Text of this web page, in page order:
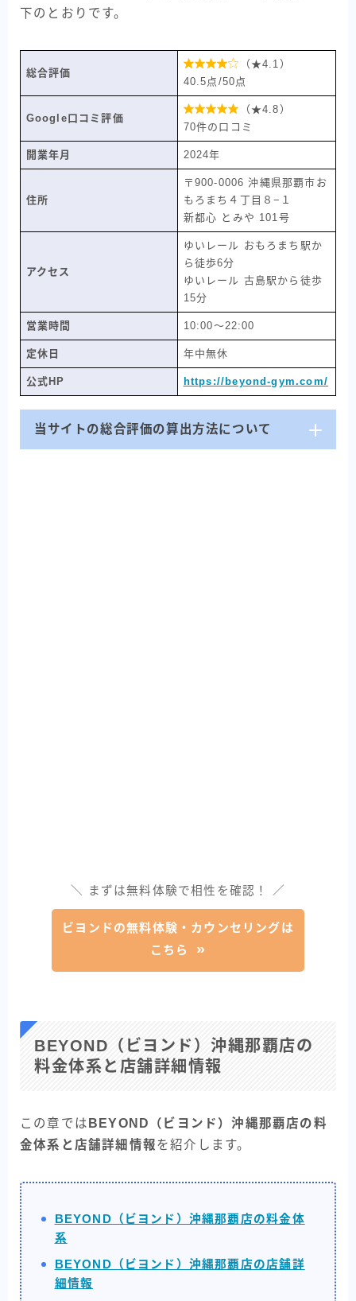
下のとおりです。
総合評価

（★4.1）
40.5点/50点
Google口コミ評価

（★4.8）
70件の口コミ
開業年月 2024年
住所
〒900-0006 沖縄県那覇市お
もろまち４丁目８−１
新都心 とみや 101号
アクセス
ゆいレール おもろまち駅か
ら徒歩6分
ゆいレール 古島駅から徒歩
15分
営業時間 10:00〜22:00
定休日 年中無休
公式HP https://beyond-gym.com/
当サイトの総合評価の算出方法について
＼ まずは無料体験で相性を確認！ ／
ビヨンドの無料体験・カウンセリングは
こちら
BEYOND（ビヨンド）沖縄那覇店の
料金体系と店舗詳細情報
この章では BEYOND（ビヨンド）沖縄那覇店の料
金体系と店舗詳細情報を紹介します。
BEYOND（ビヨンド）沖縄那覇店の料金体
系
BEYOND（ビヨンド）沖縄那覇店の店舗詳
細情報